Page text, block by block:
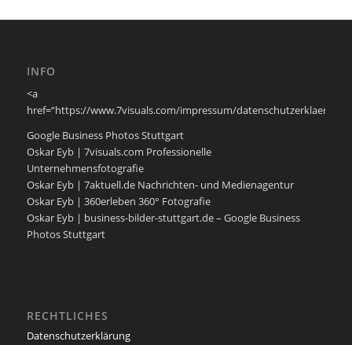
INFO
<a
href=“https://www.7visuals.com/impressum/datenschutzerklaerung/
Google Business Photos Stuttgart
Oskar Eyb | 7visuals.com Professionelle
Unternehmensfotografie
Oskar Eyb | 7aktuell.de Nachrichten- und Medienagentur
Oskar Eyb | 360erleben 360° Fotografie
Oskar Eyb | business-bilder-stuttgart.de – Google Business
Photos Stuttgart
RECHTLICHES
Datenschutzerklärung